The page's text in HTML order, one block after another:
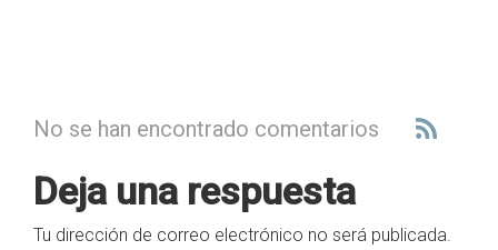
No se han encontrado comentarios
Deja una respuesta
Tu dirección de correo electrónico no será publicada.